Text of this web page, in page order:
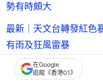
勢有時頗大
最新｜天文台轉發紅色
有雨及狂風雷暴
在Google
追蹤《香港01》